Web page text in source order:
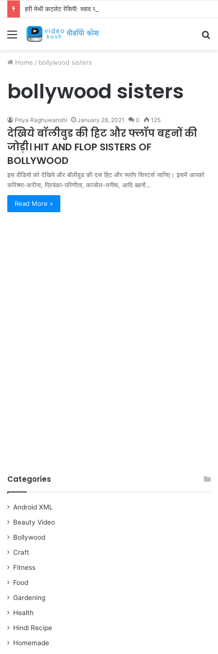
हरी मेथी कटलेट रेसिपी: स्वाद से भरपूर और स्वस्थ नाश्ता बनाएं!
Menu
Home / bollywood sisters
bollywood sisters
Priya Raghuwanshi January 28, 2021 0 125
देखिये बॉलीवुड की हिट और फ्लॉप बहनों की
जोड़ी। HIT AND FLOP SISTERS OF
BOLLYWOOD
इस वीडियो को देखिये और बॉलीवुड की दस हिट और फ्लॉप सिस्टर्स जानिए। इसमें आपको
करिश्मा-करीना, प्रियंका-परिणीता, काजोल-तनीषा, आदि बहनों…
Read More »
Categories
Android XML
Beauty Video
Bollywood
Craft
Fitness
Food
Gardening
Health
Hindi Recipe
Homemade